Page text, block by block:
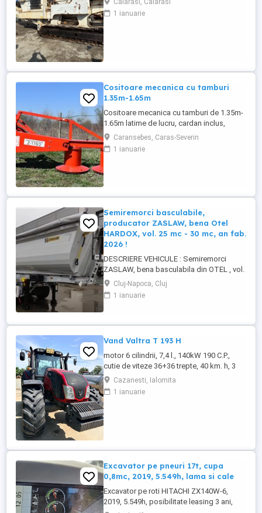
Calarasi, Calarasi
1 ianuarie
Cositoare mecanica cu tamburi
1.35m-1.65m
Cositoare mecanica cu tamburi de 1.35m-
1.65m latime de lucru, cardan inclus,
prelata, cheie de cutite Transport in toate
judetele
Caransebes, Caras-Severin
1 ianuarie
Semiremorci basculabile,
producator ZASLAW, bena Otel
HARDOX, vol. 25 mc - 30 mc, an fab.
2026 !
DESCRIERE VEHICULE : Semiremorci
ZASLAW, bena basculabila din OTEL , vol.
24 mc - 30 mc, (stoc nou 2026 sau in
fabricatie ZASLAW) . DETALII: -
Semiremorci basculabile pe 3 axe, bena
Cluj-Napoca, Cluj
1 ianuarie
Vand Valtra T 193 H
motor 6 cilindrii, 7,4 l., 140kW 190 C.P.,
cutie de viteze 36+36 trepte, 40 km. h, 3
prize hidraulice, 650 65 r 42 spate, 540 65 r
30, 6.240 ore, an 2013, TVA inclus în preț.
Cazanesti, Ialomita
1 ianuarie
Excavator pe pneuri 17t, cupa
0,8mc, 2019, 5.549h, lama si cale
Excavator pe roti HITACHI ZX140W-6,
2019, 5.549h, posibilitate leasing 3 ani,